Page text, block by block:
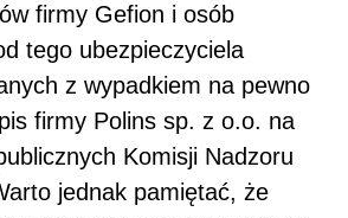
firmy Gefion i osób
tego ubezpieczyciela
z wypadkiem na pewno
firmy Polins sp. z o.o. na
Komisji Nadzoru
jednak pamiętać, że